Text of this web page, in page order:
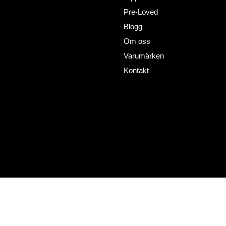
Pre-Loved
Blogg
Om oss
Varumärken
Kontakt